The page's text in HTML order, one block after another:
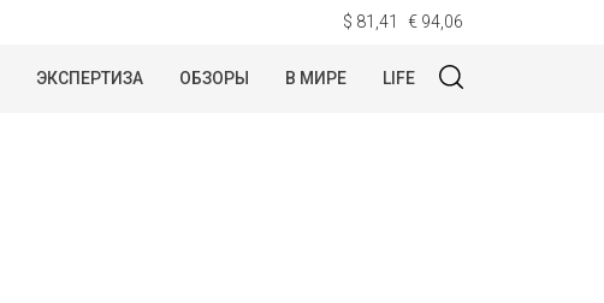
$ 81,41 € 94,06
ЭКСПЕРТИЗА ОБЗОРЫ В МИРЕ LIFE